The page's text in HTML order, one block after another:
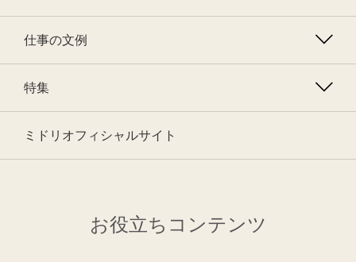
仕事の文例
特集
ミドリオフィシャルサイト
お役立ちコンテンツ